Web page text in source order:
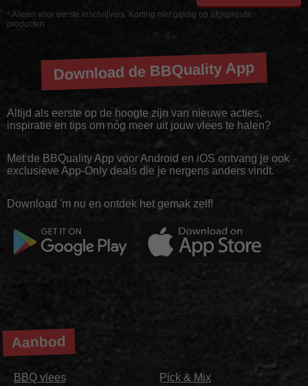
* Alleen voor eerste inschrijvers. Korting niet geldig op afgeprijsde
producten
Download de BBQuality App
Altijd als eerste op de hoogte zijn van nieuwe acties,
inspiratie en tips om nóg meer uit jouw vlees te halen?
Met de BBQuality App voor Android en iOS ontvang je ook
exclusieve App-Only deals die je nergens anders vindt.
Download 'm nu en ontdek het gemak zelf!
Aanbod
BBQ vlees
Pick & Mix